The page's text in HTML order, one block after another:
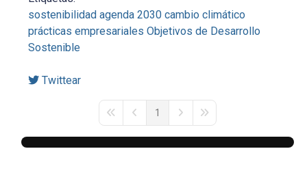
sostenibilidad agenda 2030 cambio climático
prácticas empresariales Objetivos de Desarrollo
Sostenible
Twittear
First PagePrevious Page
1
Next PageLast Page